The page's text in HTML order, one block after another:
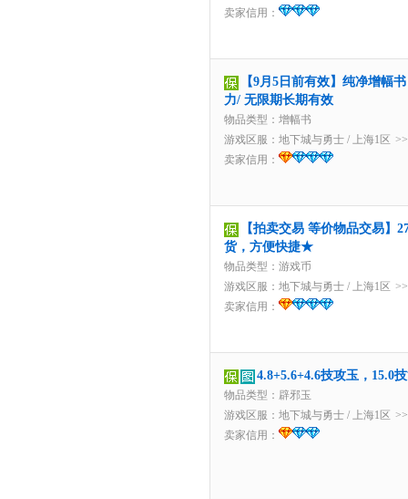
卖家信用：
【9月5日前有效】纯净增幅
力/ 无限期长期有效
物品类型：增幅书
游戏区服： 地下城与勇士 / 上海1区
卖家信用：
【拍卖交易 等价物品交易】
货，方便快捷★
物品类型：游戏币
游戏区服： 地下城与勇士 / 上海1区
卖家信用：
4.8+5.6+4.6技攻玉，15.0
物品类型：辟邪玉
游戏区服： 地下城与勇士 / 上海1区
卖家信用：